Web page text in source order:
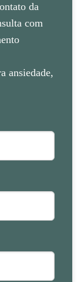
da
com
ansiedade,